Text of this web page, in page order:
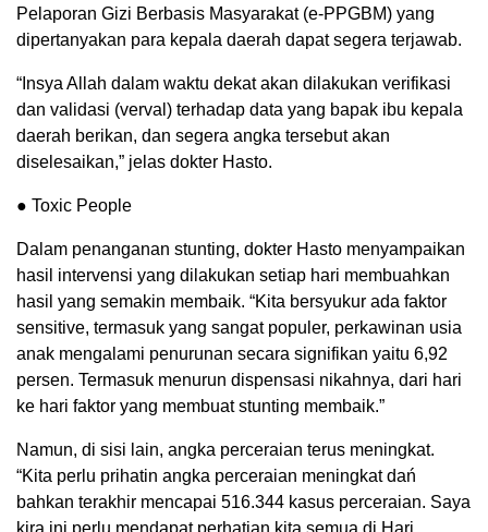
Pelaporan Gizi Berbasis Masyarakat (e-PPGBM) yang
dipertanyakan para kepala daerah dapat segera terjawab.
“Insya Allah dalam waktu dekat akan dilakukan verifikasi
dan validasi (verval) terhadap data yang bapak ibu kepala
daerah berikan, dan segera angka tersebut akan
diselesaikan,” jelas dokter Hasto.
● Toxic People
Dalam penanganan stunting, dokter Hasto menyampaikan
hasil intervensi yang dilakukan setiap hari membuahkan
hasil yang semakin membaik. “Kita bersyukur ada faktor
sensitive, termasuk yang sangat populer, perkawinan usia
anak mengalami penurunan secara signifikan yaitu 6,92
persen. Termasuk menurun dispensasi nikahnya, dari hari
ke hari faktor yang membuat stunting membaik.”
Namun, di sisi lain, angka perceraian terus meningkat.
“Kita perlu prihatin angka perceraian meningkat dań
bahkan terakhir mencapai 516.344 kasus perceraian. Saya